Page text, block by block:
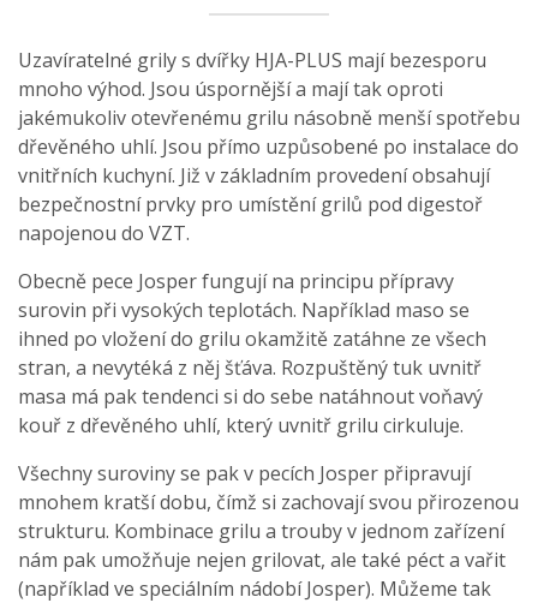
Uzavíratelné grily s dvířky HJA-PLUS mají bezesporu
mnoho výhod. Jsou úspornější a mají tak oproti
jakémukoliv otevřenému grilu násobně menší spotřebu
dřevěného uhlí. Jsou přímo uzpůsobené po instalace do
vnitřních kuchyní. Již v základním provedení obsahují
bezpečnostní prvky pro umístění grilů pod digestoř
napojenou do VZT.
Obecně pece Josper fungují na principu přípravy
surovin při vysokých teplotách. Například maso se
ihned po vložení do grilu okamžitě zatáhne ze všech
stran, a nevytéká z něj šťáva. Rozpuštěný tuk uvnitř
masa má pak tendenci si do sebe natáhnout voňavý
kouř z dřevěného uhlí, který uvnitř grilu cirkuluje.
Všechny suroviny se pak v pecích Josper připravují
mnohem kratší dobu, čímž si zachovají svou přirozenou
strukturu. Kombinace grilu a trouby v jednom zařízení
nám pak umožňuje nejen grilovat, ale také péct a vařit
(například ve speciálním nádobí Josper). Můžeme tak